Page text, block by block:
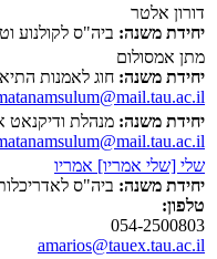
דורון אלטר
יחידת משנה: ביה"ס לקולנוע
מתן אמסולום
יחידת משנה: חוג לאמנות
יחידת משנה: מנהלת ודיקנאט
שלי [שלי אמריו] אמריו
יחידת משנה: ביה"ס
טלפון:
054-2500803
amarios@tauex.tau.ac.il